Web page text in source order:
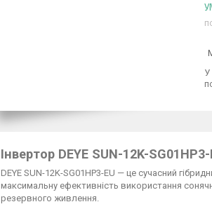
У
Інвертор DEYE SUN-12K-
DEYE SUN-12K-SG01HP3-EU — це сучасний
максимальну ефективність використання
резервного живлення.